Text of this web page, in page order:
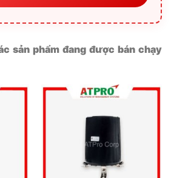
sản phẩm đang được bán chạy